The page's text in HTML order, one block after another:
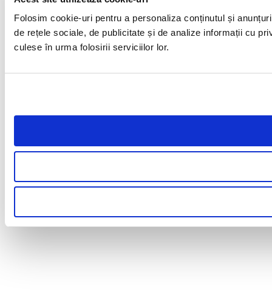
Folosim cookie-uri pentru a personaliza conținutul și
de rețele sociale, de publicitate și de analize informații cu
culese în urma folosirii serviciilor lor.